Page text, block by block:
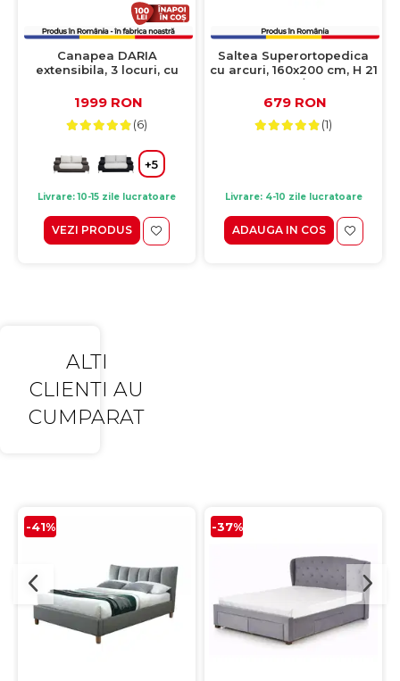
Canapea DARIA
extensibila, 3 locuri, cu
gri inchis + galben,
1999 RON
(6)
+5
Livrare: 10-15 zile lucratoare
VEZI PRODUS
Saltea Superortopedica
cu arcuri, 160x200 cm, H 21
cm, fata vara/fata iarna,
crem
679 RON
(1)
Livrare: 4-10 zile lucratoare
ADAUGA IN COS
ALTI
CLIENTI AU
CUMPARAT
-41% -37%